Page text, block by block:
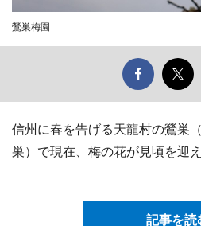
鶯巣梅園
信州に春を告げる天龍村の鶯巣
巣）で現在、梅の花が見頃を迎え
記事を読